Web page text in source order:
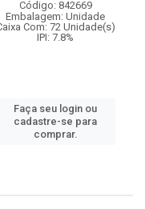
Código: 842669
Embalagem: Unidade
Com: 72 Unidade(s)
IPI: 7.8%
Faça seu login ou
cadastre-se para
comprar.